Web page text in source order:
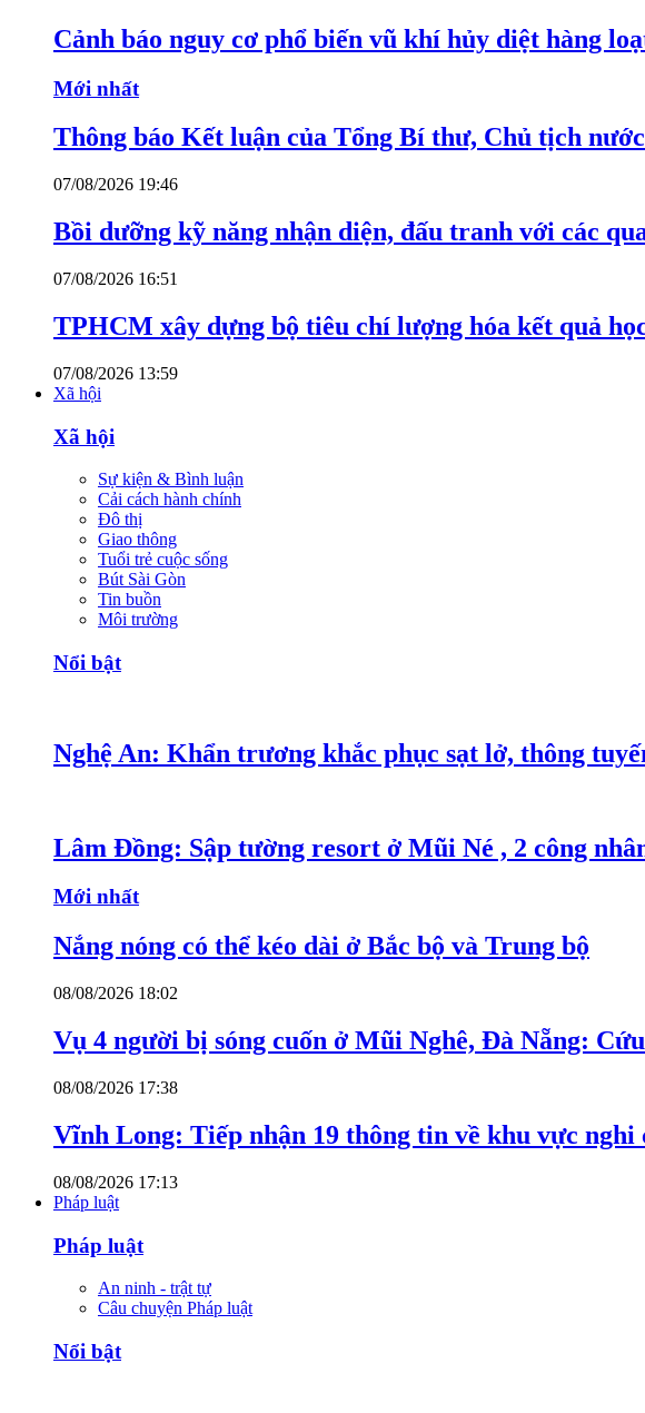
Cảnh báo nguy cơ phổ biến vũ khí hủy diệt hàng
Mới nhất
Thông báo Kết luận của Tổng Bí thư, Chủ tịch
07/08/2026 19:46
Bồi dưỡng kỹ năng nhận diện, đấu tranh với các
07/08/2026 16:51
TPHCM xây dựng bộ tiêu chí lượng hóa kết quả
07/08/2026 13:59
Xã hội
Xã hội
Sự kiện & Bình luận
Cải cách hành chính
Đô thị
Giao thông
Tuổi trẻ cuộc sống
Bút Sài Gòn
Tin buồn
Môi trường
Nổi bật
Nghệ An: Khẩn trương khắc phục sạt lở, thông
Lâm Đồng: Sập tường resort ở Mũi Né , 2 công
Mới nhất
Nắng nóng có thể kéo dài ở Bắc bộ và Trung bộ
08/08/2026 18:02
Vụ 4 người bị sóng cuốn ở Mũi Nghê, Đà Nẵng:
08/08/2026 17:38
Vĩnh Long: Tiếp nhận 19 thông tin về khu vực nghi
08/08/2026 17:13
Pháp luật
Pháp luật
An ninh - trật tự
Câu chuyện Pháp luật
Nổi bật